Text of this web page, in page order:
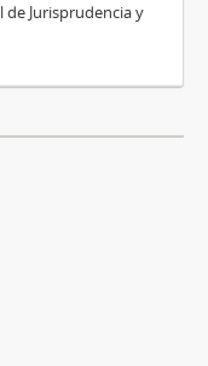
de Jurisprudencia y